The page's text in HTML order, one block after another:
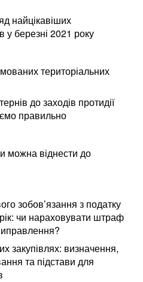
найцікавіших
у березні 2021 року
територіальних
до заходів протидії
правильно
можна віднести до
зобов’язання з податку
чи нараховувати штраф
закупівлях: визначення,
та підстави для